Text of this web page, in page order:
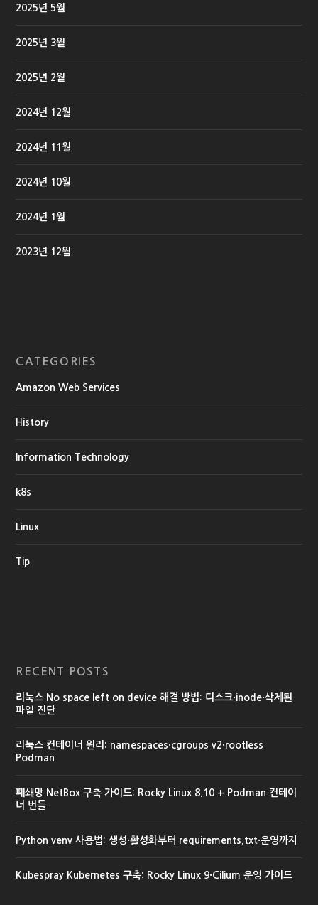
2025년 5월
2025년 3월
2025년 2월
2024년 12월
2024년 11월
2024년 10월
2024년 1월
2023년 12월
CATEGORIES
Amazon Web Services
History
Information Technology
k8s
Linux
Tip
RECENT POSTS
리눅스 No space left on device 해결 방법: 디스크·inode·삭제된
파일 진단
리눅스 컨테이너 원리: namespaces·cgroups v2·rootless
Podman
폐쇄망 NetBox 구축 가이드: Rocky Linux 8.10 + Podman 컨테이
너 번들
Python venv 사용법: 생성·활성화부터 requirements.txt·운영까지
Kubespray Kubernetes 구축: Rocky Linux 9·Cilium 운영 가이드